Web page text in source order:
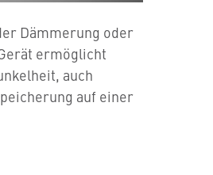
Dämmerung oder
ermöglicht
auch
auf einer